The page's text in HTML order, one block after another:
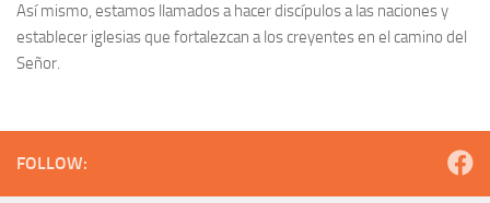
Así mismo, estamos llamados a hacer discípulos a las naciones y
establecer iglesias que fortalezcan a los creyentes en el camino del
Señor.
FOLLOW: